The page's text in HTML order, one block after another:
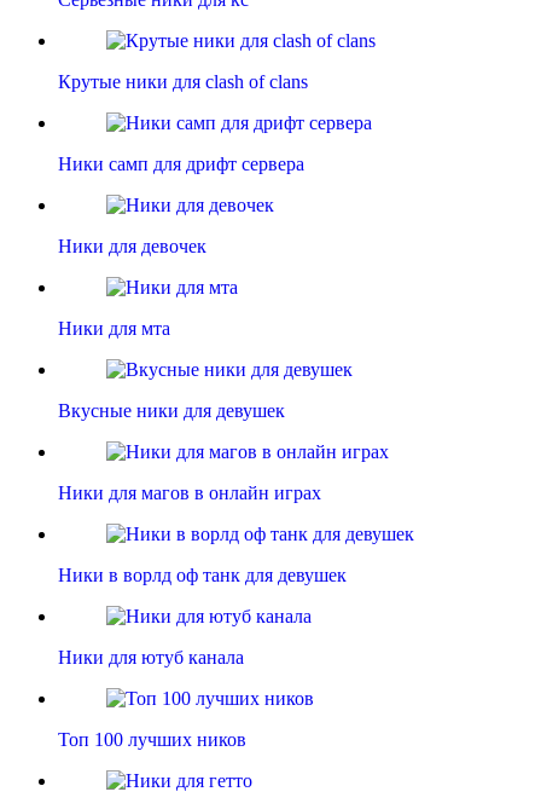
Крутые ники для clash of clans
Ники самп для дрифт сервера
Ники для девочек
Ники для мта
Вкусные ники для девушек
Ники для магов в онлайн играх
Ники в ворлд оф танк для девушек
Ники для ютуб канала
Топ 100 лучших ников